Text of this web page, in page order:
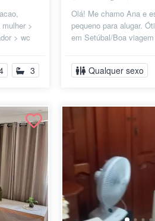
>
> wc
3
Olá! Me chamo Ana e
pequeno para alugar.
em Setúbal/Boa
Qualquer sexo